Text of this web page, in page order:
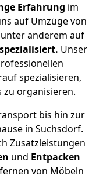
Erfahrung im
auf Umzüge von
anderem auf
Unser
spezialisieren,
zu organisieren.
bis hin zur
in Suchsdorf.
Zusatzleistungen
und Entpacken
von Möbeln